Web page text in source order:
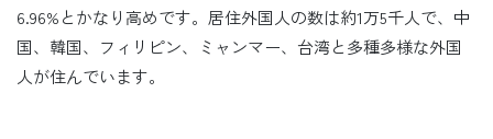
6.96%とかなり高めです。居住外国人の数は約1万5千人で、中
国、韓国、フィリピン、ミャンマー、台湾と多種多様な外国
人が住んでいます。